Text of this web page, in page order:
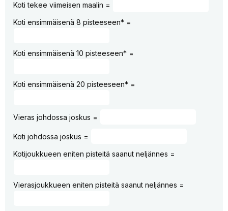
Koti tekee viimeisen maalin =
Koti ensimmäisenä 8 pisteeseen* =
Koti ensimmäisenä 10 pisteeseen* =
Koti ensimmäisenä 20 pisteeseen* =
Vieras johdossa joskus =
Koti johdossa joskus =
Kotijoukkueen eniten pisteitä saanut neljännes =
Vierasjoukkueen eniten pisteitä saanut neljännes =